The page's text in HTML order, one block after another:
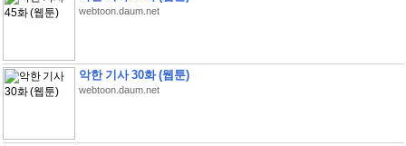
webtoon.daum.net
악한 기사 30화 (웹툰)
webtoon.daum.net